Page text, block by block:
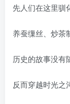
先人们在这里驯
养蚕缫丝、炒茶
历史的故事没有
反而穿越时光之